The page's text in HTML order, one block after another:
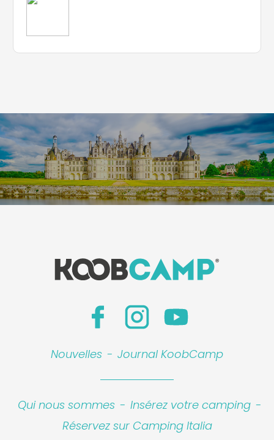
Nouvelles - Journal KoobCamp
Qui nous sommes - Insérez votre camping -
Réservez sur Camping Italia